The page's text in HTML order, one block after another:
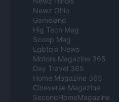
Newz Ohio
Gameland
Hig Tech Mag
Scoop Mag
Lgbtqia News
Motors Magazine 365
Day Travel 365
Home Magazine 365
Cineverse Magazine
SecondHomeMagazine